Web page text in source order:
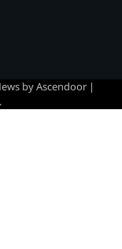
byAscendoor|
.